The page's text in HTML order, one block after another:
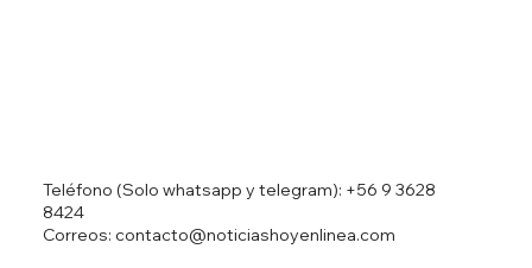
Teléfono (Solo whatsapp y telegram): +56 9 3628
8424
Correos: contacto@noticiashoyenlinea.com